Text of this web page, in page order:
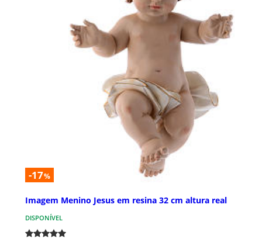
-17%
Imagem Menino Jesus em resina 32 cm altura real
DISPONÍVEL